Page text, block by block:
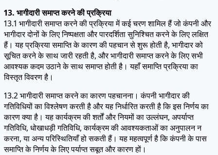
13. भागीदारी समाप्त करने की प्रक्रिया
13.1 भागीदारी समाप्त करने की प्रक्रिया में कई चरण शामिल हैं जो कंपनी और
भागीदार दोनों के लिए निष्पक्षता और पारदर्शिता सुनिश्चित करने के लिए लक्षित
हैं। यह प्रक्रिया समाप्ति के कारण की पहचान से शुरू होती है, भागीदार को
सूचित करने के साथ जारी रहती है, और भागीदारी समाप्त करने के लिए सभी
आवश्यक कदम उठाने के साथ समाप्त होती है। यहाँ समाप्ति प्रक्रिया का
विस्तृत विवरण है।
13.2 भागीदारी समाप्त करने का कारण पहचानना। कंपनी भागीदार की
गतिविधियों का विश्लेषण करती है और यह निर्धारित करती है कि इस निर्णय का
कारण क्या है। यह कार्यक्रम की शर्तों और नियमों का उल्लंघन, अपर्याप्त
गतिविधि, धोखाधड़ी गतिविधि, कार्यक्रम की आवश्यकताओं का अनुपालन न
करना, या अन्य परिस्थितियाँ हो सकती हैं। यह महत्वपूर्ण है कि कंपनी के पास
समाप्ति के निर्णय के लिए पर्याप्त सबूत और कारण हों।